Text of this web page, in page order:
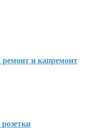
ремонт и капремонт